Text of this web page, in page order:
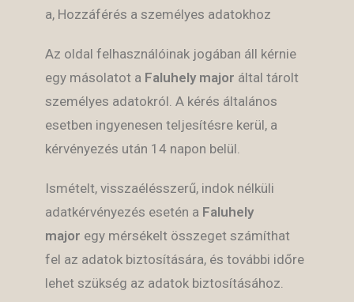
a, Hozzáférés a személyes adatokhoz
Az oldal felhasználóinak jogában áll kérnie
egy másolatot a Faluhely major által tárolt
személyes adatokról. A kérés általános
esetben ingyenesen teljesítésre kerül, a
kérvényezés után 14 napon belül.
Ismételt, visszaélésszerű, indok nélküli
adatkérvényezés esetén a Faluhely
major egy mérsékelt összeget számíthat
fel az adatok biztosítására, és további időre
lehet szükség az adatok biztosításához.